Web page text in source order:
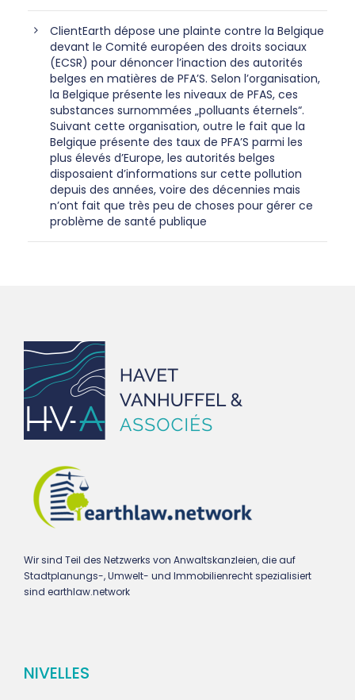
ClientEarth dépose une plainte contre la Belgique
devant le Comité européen des droits sociaux
(ECSR) pour dénoncer l’inaction des autorités
belges en matières de PFA’S. Selon l’organisation,
la Belgique présente les niveaux de PFAS, ces
substances surnommées „polluants éternels“.
Suivant cette organisation, outre le fait que la
Belgique présente des taux de PFA’S parmi les
plus élevés d’Europe, les autorités belges
disposaient d’informations sur cette pollution
depuis des années, voire des décennies mais
n’ont fait que très peu de choses pour gérer ce
problème de santé publique
Wir sind Teil des Netzwerks von Anwaltskanzleien, die auf
Stadtplanungs-, Umwelt- und Immobilienrecht spezialisiert
sind earthlaw.network
NIVELLES